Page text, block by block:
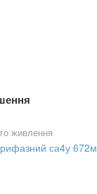
живлення
са4у 672м